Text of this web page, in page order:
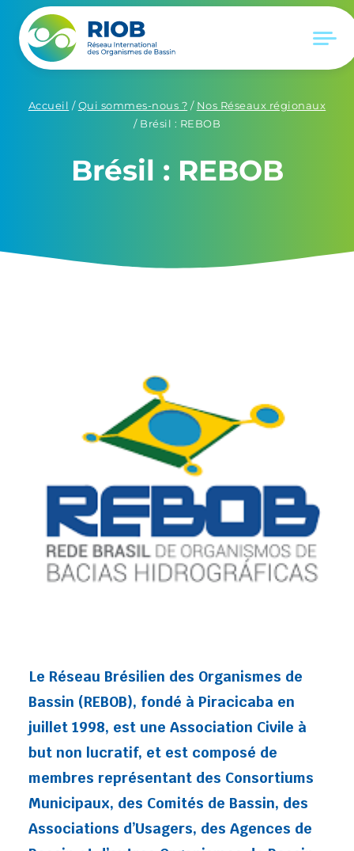
Accueil /Qui sommes-nous ? / Nos Réseaux régionaux
/ Brésil : REBOB
Brésil : REBOB
Le Réseau Brésilien des Organismes de
Bassin (REBOB), fondé à Piracicaba en
juillet 1998, est une Association Civile à
but non lucratif, et est composé de
membres représentant des Consortiums
Municipaux, des Comités de Bassin, des
Associations d’Usagers, des Agences de